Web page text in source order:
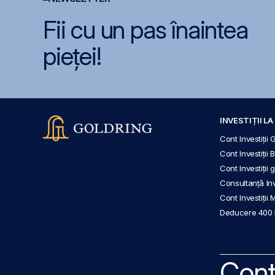
Fii cu un pas înaintea
pieței!
INVESTIȚII LA
Cont Investiții
Cont Investiții
Cont Investiții
Consultanță
Cont Investiții
Deducere 400